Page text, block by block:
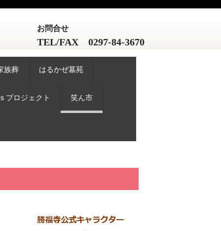
お問合せ
TEL/FAX 0297-84-3670
族葬 はるかぜ墓苑
プロジェクト 笑ん市